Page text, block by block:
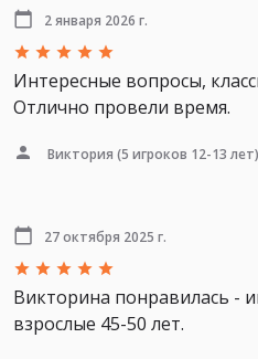
2 января 2026 г.
Интересные вопросы,
Отлично провели время.
Виктория (5 игроков 12-13 лет)
27 октября 2025 г.
Викторина понравилась -
взрослые 45-50 лет.